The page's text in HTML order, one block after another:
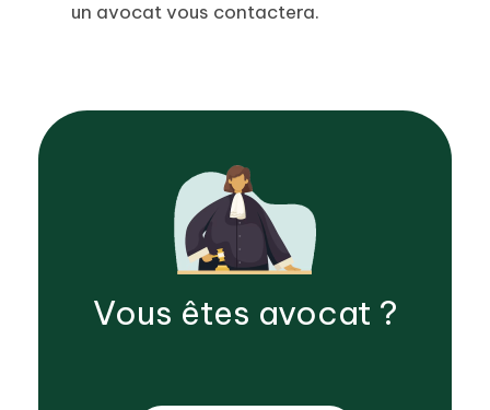
un avocat vous contactera.
Vous êtes avocat ?